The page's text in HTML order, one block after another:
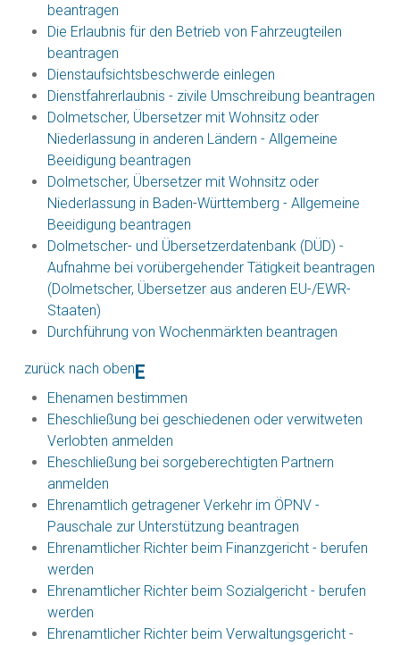
beantragen
Die Erlaubnis für den Betrieb von Fahrzeugteilen
beantragen
Dienstaufsichtsbeschwerde einlegen
Dienstfahrerlaubnis - zivile Umschreibung beantragen
Dolmetscher, Übersetzer mit Wohnsitz oder
Niederlassung in anderen Ländern - Allgemeine
Beeidigung beantragen
Dolmetscher, Übersetzer mit Wohnsitz oder
Niederlassung in Baden-Württemberg - Allgemeine
Beeidigung beantragen
Dolmetscher- und Übersetzerdatenbank (DÜD) -
Aufnahme bei vorübergehender Tätigkeit beantragen
(Dolmetscher, Übersetzer aus anderen EU-/EWR-
Staaten)
Durchführung von Wochenmärkten beantragen
zurück nach obenE
Ehenamen bestimmen
Eheschließung bei geschiedenen oder verwitweten
Verlobten anmelden
Eheschließung bei sorgeberechtigten Partnern
anmelden
Ehrenamtlich getragener Verkehr im ÖPNV -
Pauschale zur Unterstützung beantragen
Ehrenamtlicher Richter beim Finanzgericht - berufen
werden
Ehrenamtlicher Richter beim Sozialgericht - berufen
werden
Ehrenamtlicher Richter beim Verwaltungsgericht -